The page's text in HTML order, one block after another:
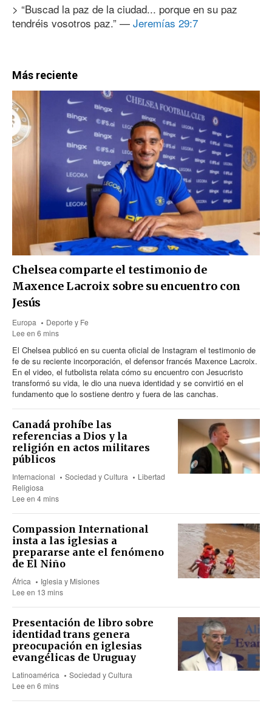
> “Buscad la paz de la ciudad... porque en su paz
tendréis vosotros paz.” — Jeremías 29:7
Más reciente
Chelsea comparte el testimonio de
Maxence Lacroix sobre su encuentro con
Jesús
Europa
Deporte y Fe
Lee en 6 mins
El Chelsea publicó en su cuenta oficial de Instagram el testimonio de
fe de su reciente incorporación, el defensor francés Maxence Lacroix.
En el video, el futbolista relata cómo su encuentro con Jesucristo
transformó su vida, le dio una nueva identidad y se convirtió en el
fundamento que lo sostiene dentro y fuera de las canchas.
Canadá prohíbe las
referencias a Dios y la
religión en actos militares
públicos
Internacional Sociedad y Cultura
Libertad
Religiosa
Lee en 4 mins
Compassion International
insta a las iglesias a
prepararse ante el fenómeno
de El Niño
África
Iglesia y Misiones
Lee en 13 mins
Presentación de libro sobre
identidad trans genera
preocupación en iglesias
evangélicas de Uruguay
Latinoamérica
Sociedad y Cultura
Lee en 6 mins